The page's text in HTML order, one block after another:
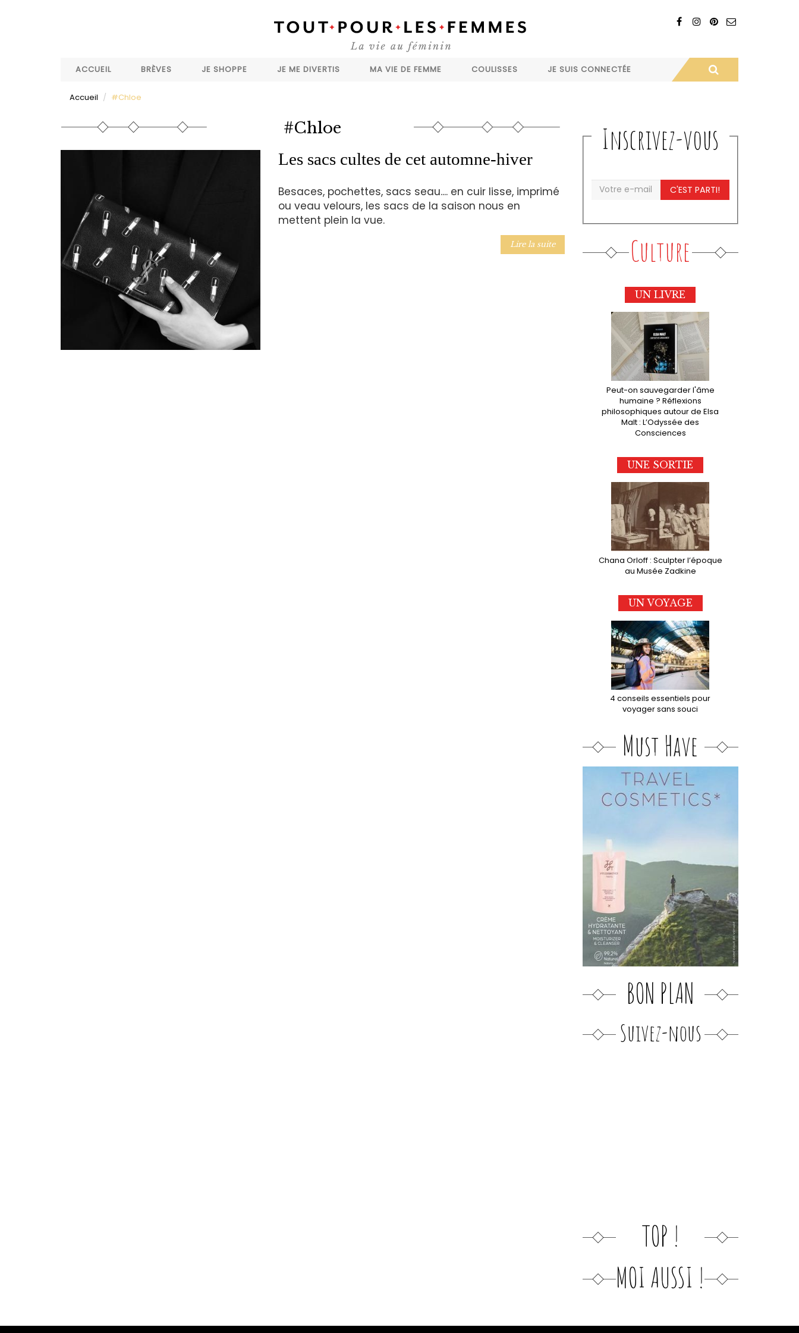
ACCUEIL
BRÈVES JE SHOPPE JE ME DIVERTIS MA VIE DE FEMME COULISSES JE SUIS CONNECTÉE
Accueil #Chloe
#Chloe
Les sacs cultes de cet automne-hiver
Besaces, pochettes, sacs seau.... en cuir lisse, imprimé
ou veau velours, les sacs de la saison nous en
mettent plein la vue.
Lire la suite
Inscrivez-vous
C'EST PARTI!
Culture
UN LIVRE
Peut-on sauvegarder l'âme
humaine ? Réflexions
philosophiques autour de Elsa
Malt : L’Odyssée des
Consciences
UNE SORTIE
Chana Orloff : Sculpter l’époque
au Musée Zadkine
UN VOYAGE
4 conseils essentiels pour
voyager sans souci
Must Have
BON PLAN
Suivez-nous
TOP !
MOI AUSSI !